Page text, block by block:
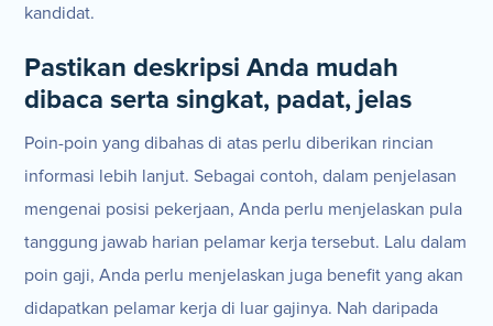
kandidat.
Pastikan deskripsi Anda mudah
dibaca serta singkat, padat, jelas
Poin-poin yang dibahas di atas perlu diberikan rincian
informasi lebih lanjut. Sebagai contoh, dalam penjelasan
mengenai posisi pekerjaan, Anda perlu menjelaskan pula
tanggung jawab harian pelamar kerja tersebut. Lalu dalam
poin gaji, Anda perlu menjelaskan juga benefit yang akan
didapatkan pelamar kerja di luar gajinya. Nah daripada